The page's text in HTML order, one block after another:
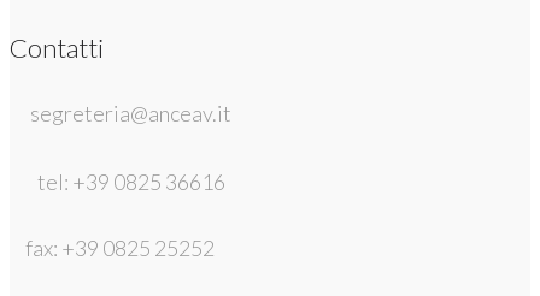
Contatti
segreteria@anceav.it
tel: +39 0825 36616
fax: +39 0825 25252